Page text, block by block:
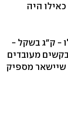
כאילו היה
- ק"ג בשקל -
מעובדים
שיישאר מספיק